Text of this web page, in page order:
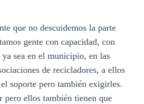
que no descuidemos la parte
gente con capacidad, con
sea en el municipio, en las
de recicladores, a ellos
soporte pero también exigirles.
pero ellos también tienen que